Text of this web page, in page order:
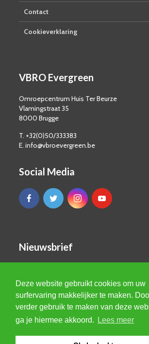
Deze website gebruikt cookies om uw
surfervaring makkelijker te maken.
verder gebruik te maken van deze
ga je hiermee akkoord.
Lees meer
Contact
Cookieverklaring
VBRO Evergreen
Omroepcentrum Huis Ter Beurze
Vlamingstraat 35
8000 Brugge
T. +32(0)50/333383
E. info@vbroevergreen.be
Social Media
Nieuwsbrief